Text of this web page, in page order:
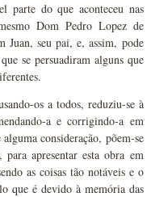
parte do que aconteceu nas
Dom Pedro Lopez de
Juan, seu pai, e, assim, pode
se persuadiram alguns que
os a todos, reduziu-se à
a e corrigindo-a em
consideração, põem-se
apresentar esta obra em
as coisas tão notáveis e o
que é devido à memória das